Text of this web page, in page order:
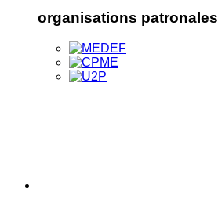
organisations patronales